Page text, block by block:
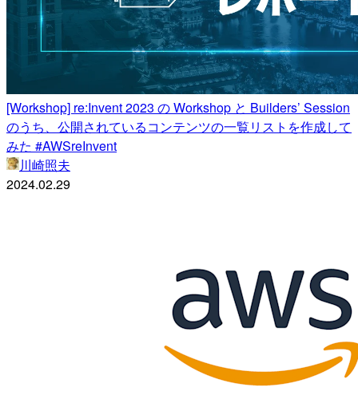
[Workshop] re:Invent 2023 の Workshop と Builders’ Session
のうち、公開されているコンテンツの一覧リストを作成して
みた #AWSreInvent
川崎照夫
2024.02.29